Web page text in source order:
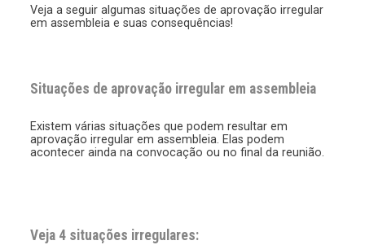
Veja a seguir algumas situações de aprovação irregular
em assembleia e suas consequências!
Situações de aprovação irregular em assembleia
Existem várias situações que podem resultar em
aprovação irregular em assembleia. Elas podem
acontecer ainda na convocação ou no final da reunião.
Veja 4 situações irregulares: